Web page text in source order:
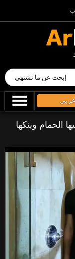
الحمام وينكها